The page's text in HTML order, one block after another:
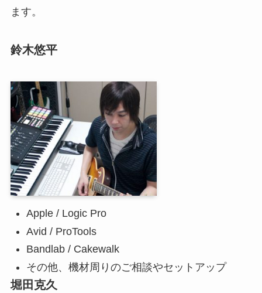
ます。
鈴木悠平
Apple / Logic Pro
Avid / ProTools
Bandlab / Cakewalk
その他、機材周りのご相談やセットアップ
堀田克久